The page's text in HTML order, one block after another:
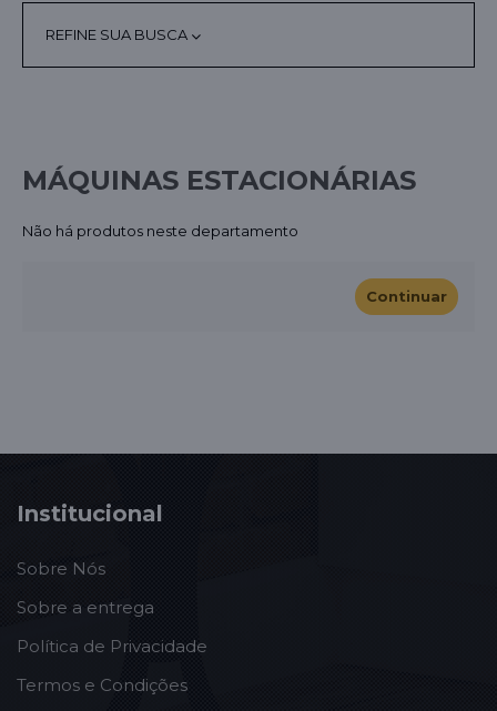
REFINE SUA BUSCA
MÁQUINAS ESTACIONÁRIAS
Não há produtos neste departamento
Continuar
Institucional
Sobre Nós
Sobre a entrega
Política de Privacidade
Termos e Condições